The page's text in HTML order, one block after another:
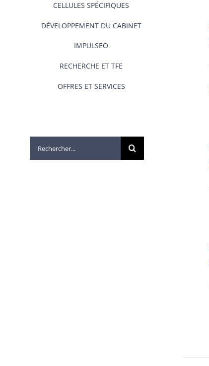
CELLULES SPÉCIFIQUES
DÉVELOPPEMENT DU CABINET
IMPULSEO
RECHERCHE ET TFE
OFFRES ET SERVICES